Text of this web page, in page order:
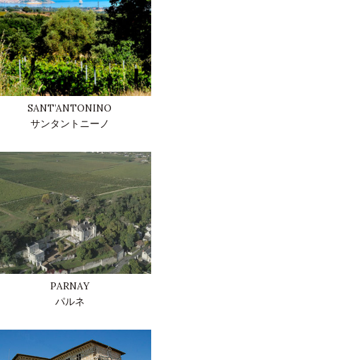
SANT’ANTONINO
サンタントニーノ
PARNAY
パルネ